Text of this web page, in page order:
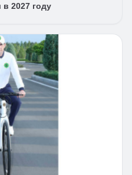
2027 году